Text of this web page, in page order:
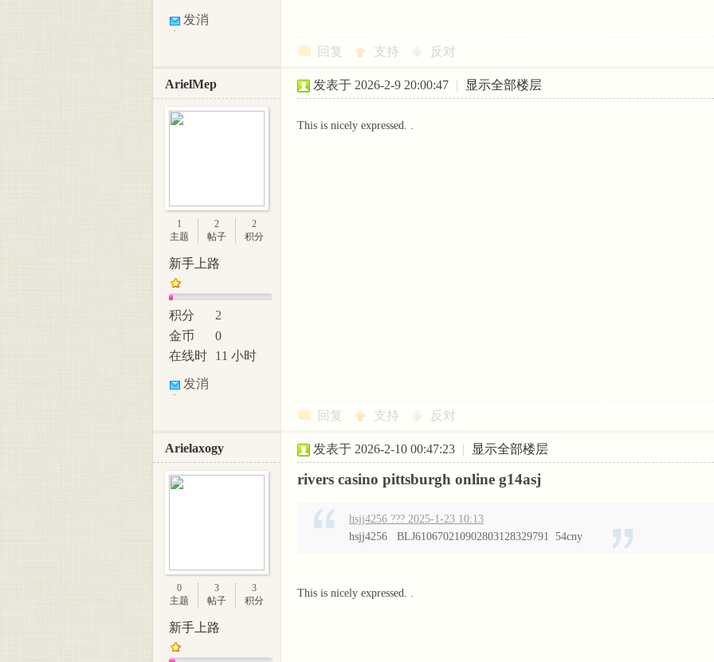
发消
回复 支持 反对
ArielMep
1
主题
2
帖子
2
积分
新手上路
积分
2
金币
0
在线时
11 小时
发消
发表于 2026-2-9 20:00:47 | 显示全部楼层
This is nicely expressed. .
回复 支持 反对
Arielaxogy
0
主题
3
帖子
3
积分
新手上路
发表于 2026-2-10 00:47:23 | 显示全部楼层
rivers casino pittsburgh online g14asj
hsjj4256 ??? 2025-1-23 10:13
hsjj4256 BLJ610670210902803128329791 54cny
This is nicely expressed. .